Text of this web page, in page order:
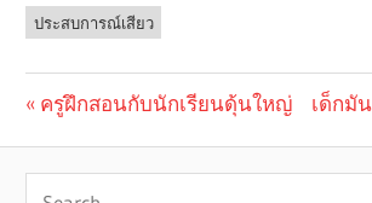
ประสบการณ์เสียว
navigation
Previous
ครูฝึกสอนกับนักเรียนดุ้นใหญ่
Next
เด็กมั